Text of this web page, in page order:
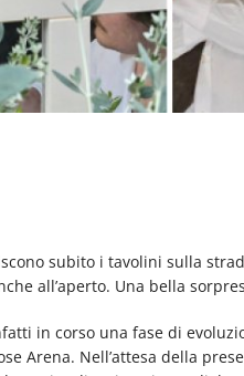
subito i tavolini sulla
all’aperto. Una bella
in corso una fase di
Arena. Nell’attesa della